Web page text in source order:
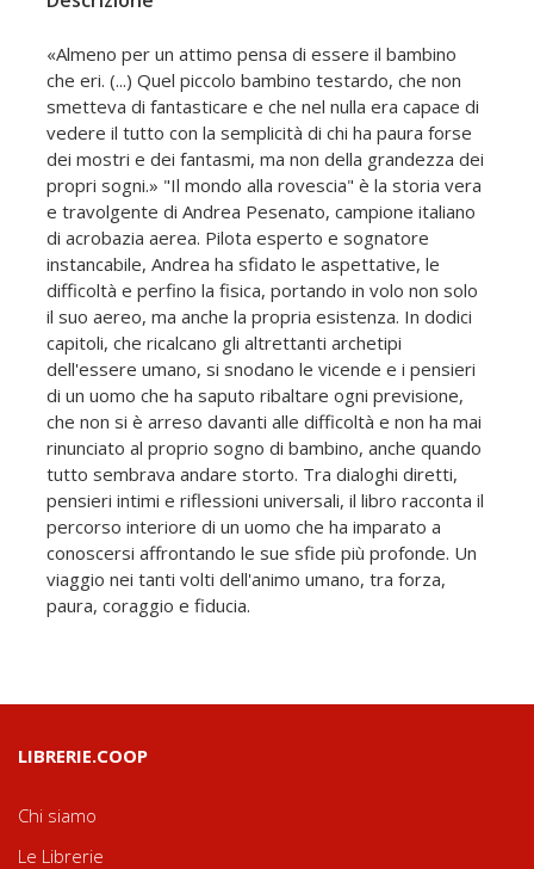
«Almeno per un attimo pensa di essere il bambino
che eri. (...) Quel piccolo bambino testardo, che non
smetteva di fantasticare e che nel nulla era capace di
vedere il tutto con la semplicità di chi ha paura forse
dei mostri e dei fantasmi, ma non della grandezza dei
propri sogni.» "Il mondo alla rovescia" è la storia vera
e travolgente di Andrea Pesenato, campione italiano
di acrobazia aerea. Pilota esperto e sognatore
instancabile, Andrea ha sfidato le aspettative, le
difficoltà e perfino la fisica, portando in volo non solo
il suo aereo, ma anche la propria esistenza. In dodici
capitoli, che ricalcano gli altrettanti archetipi
dell'essere umano, si snodano le vicende e i pensieri
di un uomo che ha saputo ribaltare ogni previsione,
che non si è arreso davanti alle difficoltà e non ha mai
rinunciato al proprio sogno di bambino, anche quando
tutto sembrava andare storto. Tra dialoghi diretti,
pensieri intimi e riflessioni universali, il libro racconta il
percorso interiore di un uomo che ha imparato a
conoscersi affrontando le sue sfide più profonde. Un
viaggio nei tanti volti dell'animo umano, tra forza,
paura, coraggio e fiducia.
LIBRERIE.COOP
Chi siamo
Le Librerie